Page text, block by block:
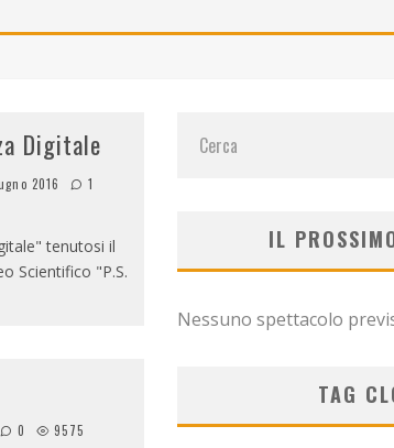
Digitale
2016
1
tenutosi il
Scientifico "P.S.
0 9575
IL
Nessuno spettacolo
TAG